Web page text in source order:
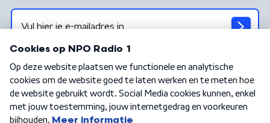
Algemene voorwaarden